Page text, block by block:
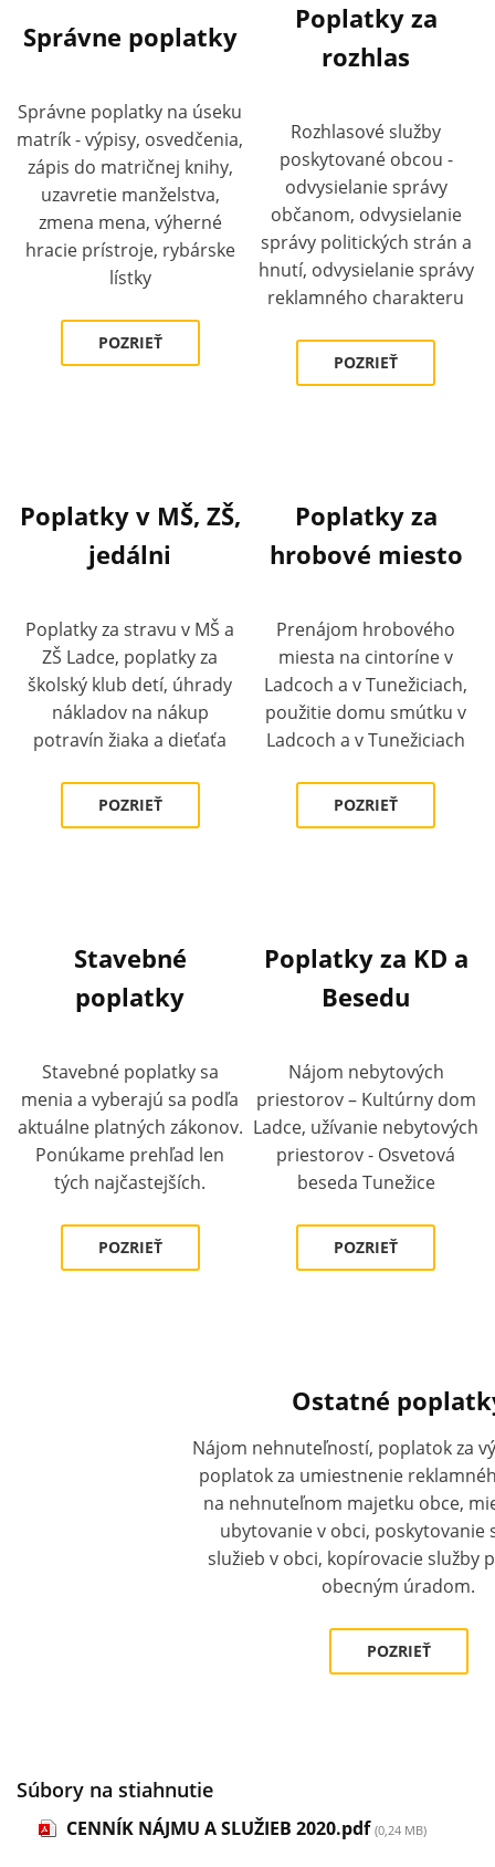
Správne poplatky
Správne poplatky na úseku
matrík - výpisy, osvedčenia,
zápis do matričnej knihy,
uzavretie manželstva,
zmena mena, výherné
hracie prístroje, rybárske
lístky
POZRIEŤ
Poplatky za
rozhlas
Rozhlasové služby
poskytované obcou -
odvysielanie správy
občanom, odvysielanie
správy politických strán a
hnutí, odvysielanie správy
reklamného charakteru
POZRIEŤ
Poplatky v MŠ, ZŠ,
jedálni
Poplatky za stravu v MŠ a
ZŠ Ladce, poplatky za
školský klub detí, úhrady
nákladov na nákup
potravín žiaka a dieťaťa
POZRIEŤ
Poplatky za
hrobové miesto
Prenájom hrobového
miesta na cintoríne v
Ladcoch a v Tunežiciach,
použitie domu smútku v
Ladcoch a v Tunežiciach
POZRIEŤ
Stavebné
poplatky
Stavebné poplatky sa
menia a vyberajú sa podľa
aktuálne platných zákonov.
Ponúkame prehľad len
tých najčastejších.
POZRIEŤ
Poplatky za KD a
Besedu
Nájom nebytových
priestorov – Kultúrny dom
Ladce, užívanie nebytových
priestorov - Osvetová
beseda Tunežice
POZRIEŤ
Ostatné
Nájom nehnuteľností, poplatok za
poplatok za umiestnenie
na nehnuteľnom majetku obce,
ubytovanie v obci, poskytovanie
služieb v obci, kopírovacie služby
obecným úradom.
POZRIEŤ
Súbory na stiahnutie
CENNÍK NÁJMU A SLUŽIEB 2020.pdf (0,24 MB)